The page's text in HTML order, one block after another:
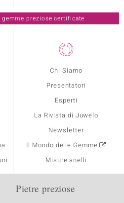
Chi Siamo
Presentatori
Esperti
La Rivista di Juwelo
Newsletter
Il Mondo delle Gemme
Misure anelli
preziose certificate
Pietre preziose